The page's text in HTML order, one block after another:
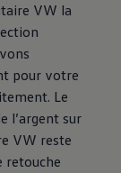
VW la
pour votre
Le
l’argent sur
VW reste
retouche